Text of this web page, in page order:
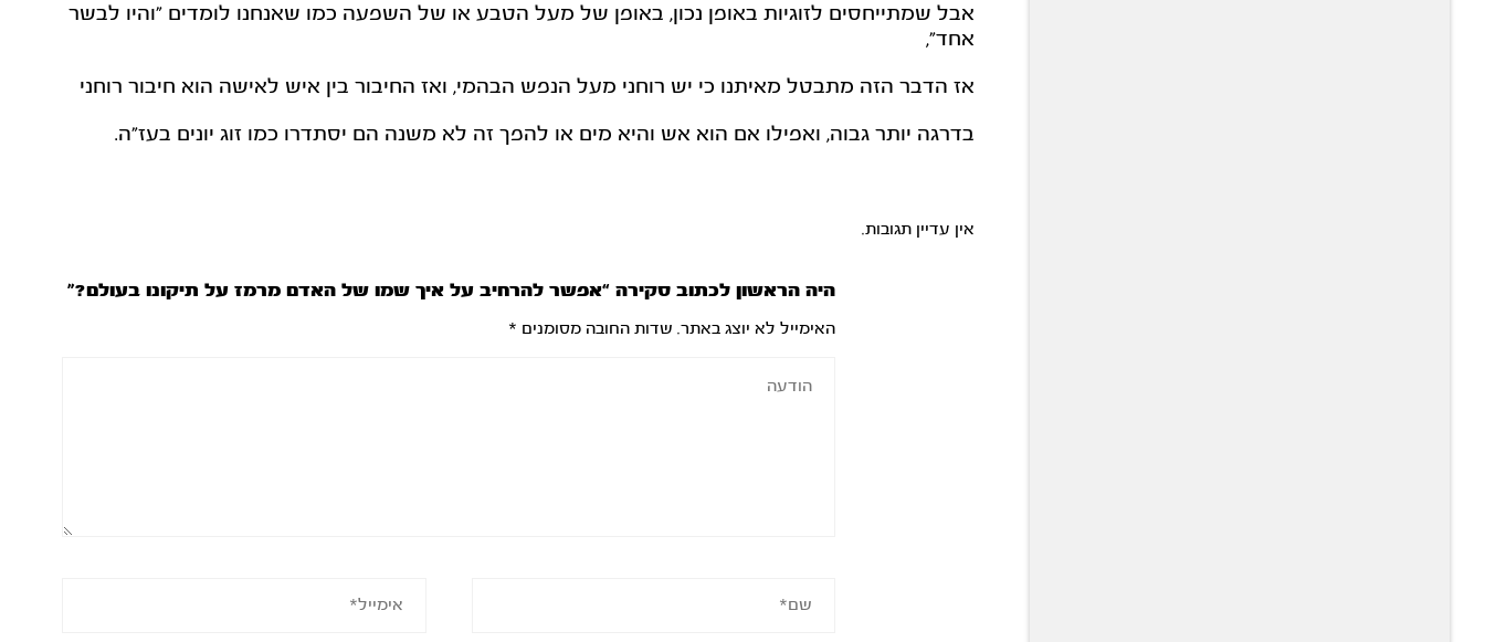
אבל שמתייחסים לזוגיות באופן נכון, באופן של מעל הטבע או של השפעה כמו שאנחנו לומדים "והיו לבשר
אחד",
אז הדבר הזה מתבטל מאיתנו כי יש רוחני מעל הנפש הבהמי, ואז החיבור בין איש לאישה הוא חיבור רוחני
בדרגה יותר גבוה, ואפילו אם הוא אש והיא מים או להפך זה לא משנה הם יסתדרו כמו זוג יונים בעז"ה.
אין עדיין תגובות.
היה הראשון לכתוב סקירה “אפשר להרחיב על איך שמו של האדם מרמז על תיקונו בעולם?”
האימייל לא יוצג באתר. שדות החובה מסומנים *